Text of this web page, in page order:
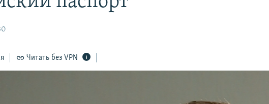
Читать без VPN